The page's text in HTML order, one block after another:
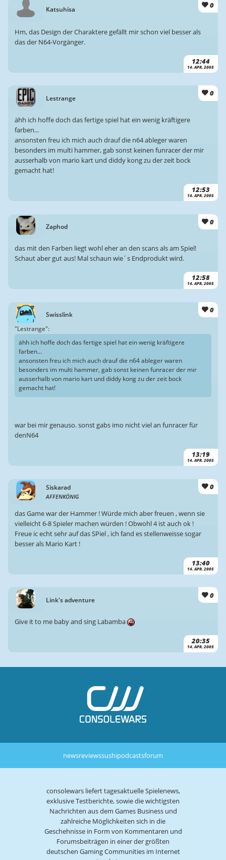
Katsuhisa 0
12:44
14. APR. 2005
Hm, das Design der Charaktere gefällt mir schon viel besser als
das der N64-Vorgänger.
Lestrange
0
12:53
14. APR. 2005
ähh ich hoffe doch das fertige spiel hat ein wenig kräftigere
farben...
ansonsten freu ich mich auch drauf die n64 ableger waren
besonders im multi hammer, gab sonst keinen funracer der mir
ausserhalb von mario kart und diddy kong zu der zeit bock
gemacht hat!
Zaphod
0
12:58
14. APR. 2005
das mit den Farben liegt wohl eher an den scans als am Spiel!
Schaut aber gut aus! Mal schaun wie´s Endprodukt wird.
Swisslink
0
13:19
14. APR. 2005
"Lestrange":
ähh ich hoffe doch das fertige spiel hat ein wenig kräftigere
farben...
ansonsten freu ich mich auch drauf die n64 ableger waren
besonders im multi hammer, gab sonst keinen funracer der mir
ausserhalb von mario kart und diddy kong zu der zeit bock
gemacht hat!
war bei mir genauso. sonst gabs imo nicht viel an funracer für
denN64
Siskarad
AFFENKÖNIG
0
13:40
14. APR. 2005
das Game war der Hammer ! Würde mich aber freuen , wenn sie
vielleicht 6-8 Spieler machen würden ! Obwohl 4 ist auch ok !
Freue ic echt sehr auf das SPiel , ich fand es stellenweisse sogar
besser als Mario Kart !
Link's adventure
0
20:35
14. APR. 2005
Give it to me baby and sing Labamba
newsreviewssushipodcastsforum
consolewars liefert tagesaktuelle Spielenews,
exklusive Testberichte, sowie die wichtigsten
Nachrichten aus dem Games Business und
zahlreiche Möglichkeiten sich in die
Geschehnisse in Form von Kommentaren und
Forumsbeiträgen in einer der größten
deutschen Gaming Communities im Internet